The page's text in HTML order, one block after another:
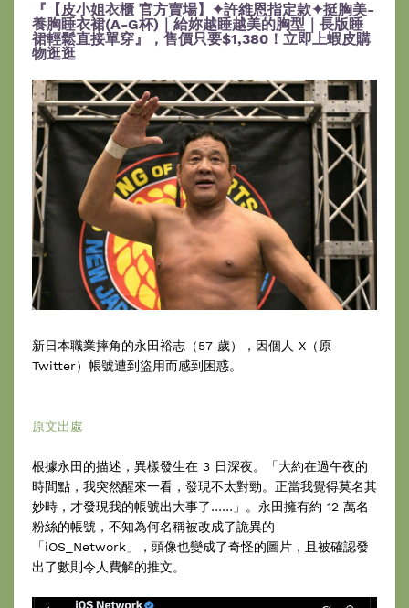
『【皮小姐衣櫃 官方賣場】✦許維恩指定款✦挺胸美-
養胸睡衣裙(A-G杯)｜給妳越睡越美的胸型｜長版睡
裙輕鬆直接單穿』，售價只要$1,380！立即上蝦皮購
物逛逛
新日本職業摔角的永田裕志（57 歲），因個人 X（原
Twitter）帳號遭到盜用而感到困惑。
原文出處
根據永田的描述，異樣發生在 3 日深夜。「大約在過午夜的
時間點，我突然醒來一看，發現不太對勁。正當我覺得莫名其
妙時，才發現我的帳號出大事了……」。永田擁有約 12 萬名
粉絲的帳號，不知為何名稱被改成了詭異的
「iOS_Network」，頭像也變成了奇怪的圖片，且被確認發
出了數則令人費解的推文。